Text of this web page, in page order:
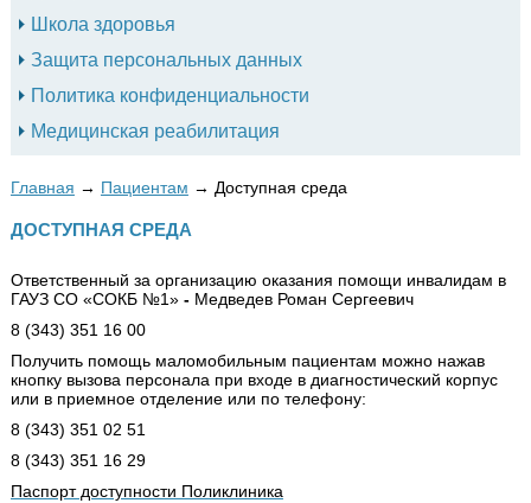
Школа здоровья
Защита персональных данных
Политика конфиденциальности
Медицинская реабилитация
Главная → Пациентам → Доступная среда
ДОСТУПНАЯ СРЕДА
Ответственный за организацию оказания помощи инвалидам в
ГАУЗ СО «СОКБ №1»- Медведев Роман Сергеевич
8 (343) 351 16 00
Получить помощь маломобильным пациентам можно нажав
кнопку вызова персонала при входе в диагностический корпус
или в приемное отделение или по телефону:
8 (343) 351 02 51
8 (343) 351 16 29
Паспорт доступности Поликлиника